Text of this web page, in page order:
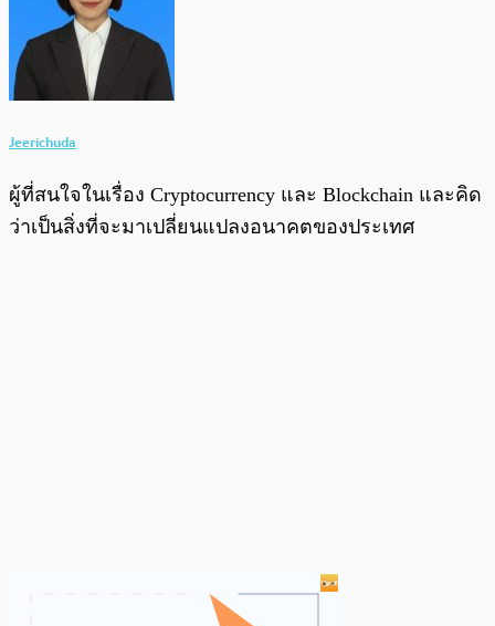
Jeerichuda
ผู้ที่สนใจในเรื่อง Cryptocurrency และ Blockchain และคิด
ว่าเป็นสิ่งที่จะมาเปลี่ยนแปลงอนาคตของประเทศ